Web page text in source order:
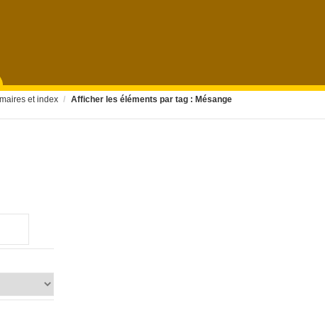
et index / Afficher les éléments par tag : Mésange
IDENTIFIANT
MOT DE PASSE